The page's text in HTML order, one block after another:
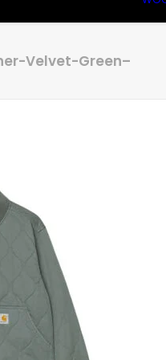
Velvet-Green–